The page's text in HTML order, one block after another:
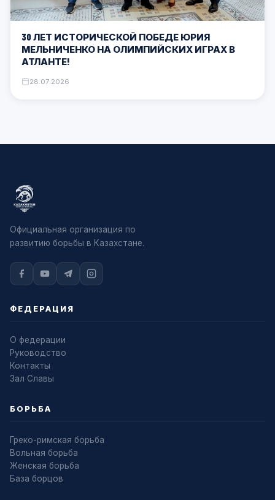
30 ЛЕТ ИСТОРИЧЕСКОЙ ПОБЕДЕ ЮРИЯ
МЕЛЬНИЧЕНКО НА ОЛИМПИЙСКИХ ИГРАХ В
АТЛАНТЕ!
28.07.2026
Официальная организация по
развитию борьбы в Казахстане.
ФЕДЕРАЦИЯ
О федерации
Руководство
Контакты
Зал Славы
БОРЬБА
Греко-римская борьба
Вольная борьба
Женская борьба
База борцов